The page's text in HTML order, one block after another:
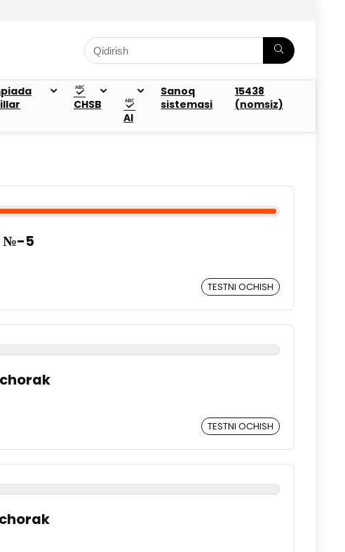
CHSB
AI
Sanoq
sistemasi
15438
(nomsiz)
№-5
TESTNI OCHISH
TESTNI OCHISH